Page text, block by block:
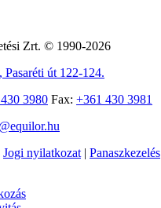
Zrt. © 1990-2026
Pasaréti út 122-124.
3980 Fax: +361 430 3981
Jogi nyilatkozat | Panaszkezelés